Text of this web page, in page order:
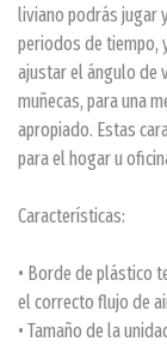
liviano podrás jugar
periodos de tiempo,
ajustar el ángulo de
muñecas, para una
apropiado. Estas
para el hogar u
Características:
• Borde de plástico
el correcto flujo de
• Tamaño de la